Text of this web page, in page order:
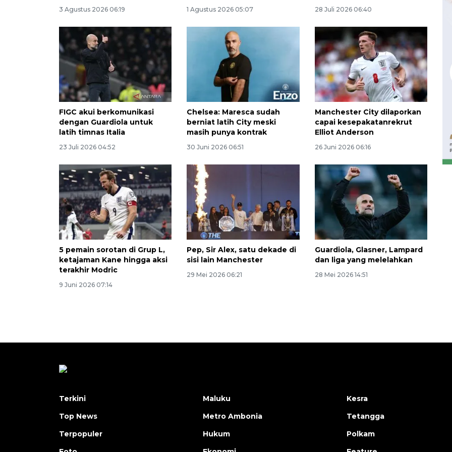
3 Agustus 2026 06:19 1 Agustus 2026 05:07 28 Juli 2026 06:40
FIGC akui berkomunikasi
dengan Guardiola untuk
latih timnas Italia
23 Juli 2026 04:52
Chelsea: Maresca sudah
berniat latih City meski
masih punya kontrak
30 Juni 2026 06:51
Manchester City dilaporkan
capai kesepakatanrekrut
Elliot Anderson
26 Juni 2026 06:16
5 pemain sorotan di Grup L,
ketajaman Kane hingga aksi
terakhir Modric
9 Juni 2026 07:14
Pep, Sir Alex, satu dekade di
sisi lain Manchester
29 Mei 2026 06:21
Guardiola, Glasner, Lampard
dan liga yang melelahkan
28 Mei 2026 14:51
Waspadai penyakit saat
musim kemarau
2026-08-05 12:00:00
Terkini
Top News
Terpopuler
Maluku
Metro Ambonia
Hukum
Kesra
Tetangga
Polkam